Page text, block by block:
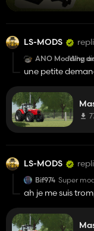
LS-MODS
ANO Modding
Why
man, i
credits
une petite
propre est dans
des erreurs,
LS-MODS
Bif974 Super
250CH
ah je me suis